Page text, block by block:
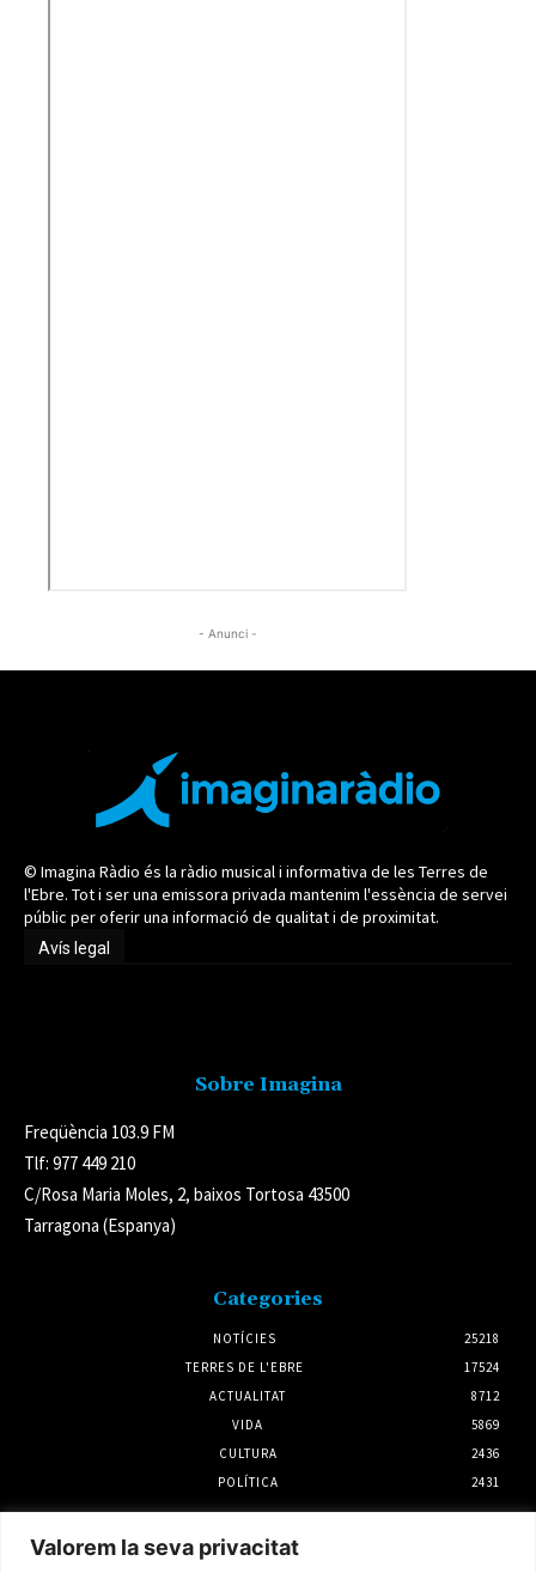
Valorem la seva privacitat
- Anunci -
© Imagina Ràdio és la ràdio musical i informativa de les Terres de
l'Ebre. Tot i ser una emissora privada mantenim l'essència de servei
públic per oferir una informació de qualitat i de proximitat.
Avís legal
Sobre Imagina
Freqüència 103.9 FM
Tlf: 977 449 210
C/Rosa Maria Moles, 2, baixos Tortosa 43500
Tarragona (Espanya)
Categories
NOTÍCIES
25218
TERRES DE L'EBRE
17524
ACTUALITAT
8712
VIDA
5869
CULTURA
2436
POLÍTICA
2431
Notícies